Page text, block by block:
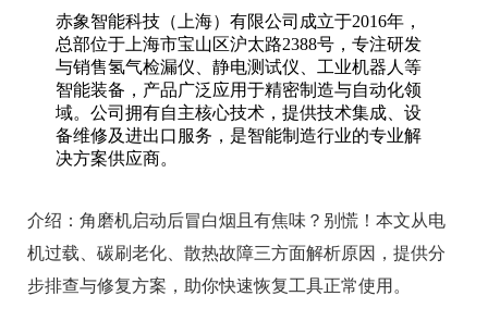
赤象智能科技（上海）有限公司成立于2016年，
总部位于上海市宝山区沪太路2388号，专注研发
与销售氢气检漏仪、静电测试仪、工业机器人等
智能装备，产品广泛应用于精密制造与自动化领
域。公司拥有自主核心技术，提供技术集成、设
备维修及进出口服务，是智能制造行业的专业解
决方案供应商。
介绍： 角磨机启动后冒白烟且有焦味？别慌！本文从电
机过载、碳刷老化、散热故障三方面解析原因，提供分
步排查与修复方案，助你快速恢复工具正常使用。